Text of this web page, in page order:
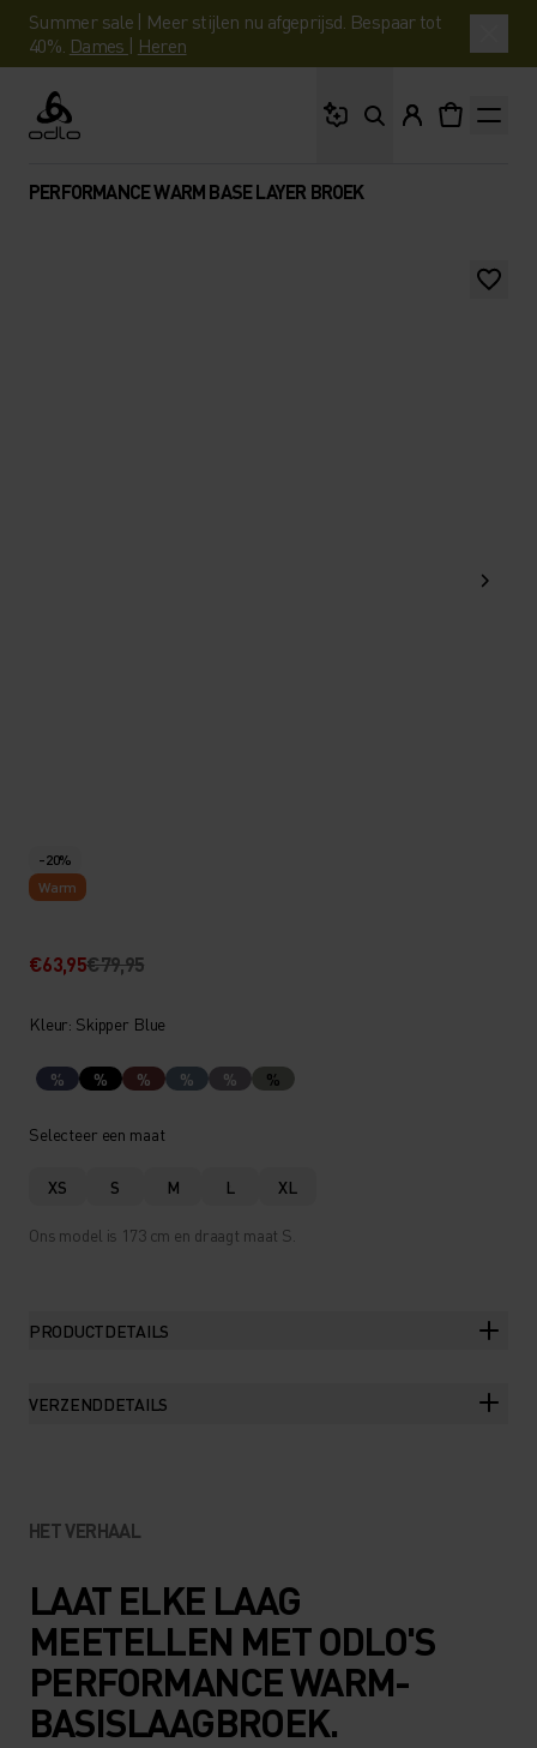
Summer sale | Meer stijlen nu afgeprijsd. Bespaar tot
40%. Dames | Heren
Odlo
PERFORMANCE WARM BASE LAYER BROEK
-20%
Warm
€63,95€79,95
Kleur: Skipper Blue
% % % % % %
Selecteer een maat
XS S M L XL
Ons model is 173 cm en draagt maat S.
PRODUCTDETAILS
VERZENDDETAILS
HET VERHAAL
LAAT ELKE LAAG
MEETELLEN MET ODLO'S
PERFORMANCE WARM-
BASISLAAGBROEK.